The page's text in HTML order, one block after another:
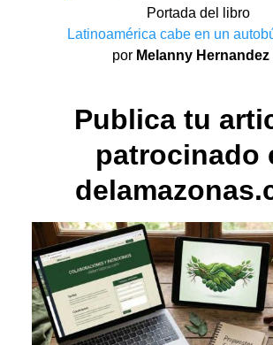
Portada del libro
Latinoamérica cabe en un
por Melanny Hernandez
Publica tu
patrocinado